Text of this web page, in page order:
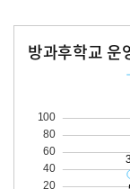
방과후학교 운